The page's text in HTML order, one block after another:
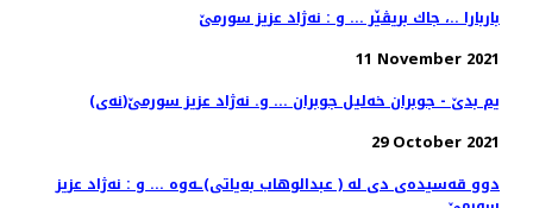
باربارا ..، جاك بریڤێر ... و : نه‌ژاد عزیز سورمێ
11 November 2021
(نه‌ی)یم بدێ - جوبران خه‌لیل جوبران ... و. نه‌ژاد عزیز سورمێ
29 October 2021
دوو قه‌سیده‌ی دی له‌ ( عبدالوهاب به‌یاتی)ـه‌وه ... و : نه‌ژاد عزیز